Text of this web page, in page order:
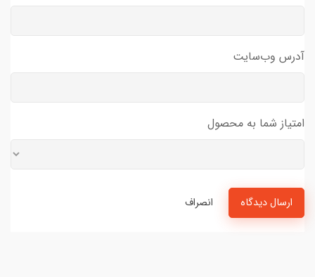
آدرس وب‌سایت
امتیاز شما به محصول
ارسال دیدگاه انصراف